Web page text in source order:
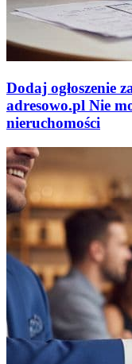
Dodaj ogłoszenie
adresowo.pl Nie
nieruchomości